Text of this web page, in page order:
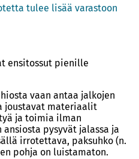
tulee lisää varastoon
ensitossut pienille
vaan antaa jalkojen
joustavat materiaalit
ja toimia ilman
pysyvät jalassa ja
irrotettava, paksuhko (n.
pohja on luistamaton.